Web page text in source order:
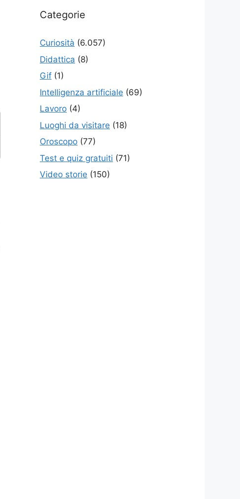
Categorie
Curiosità (6.057)
Didattica (8)
Gif (1)
Intelligenza artificiale (69)
Lavoro (4)
Luoghi da visitare (18)
Oroscopo (77)
Test e quiz gratuiti (71)
Video storie (150)